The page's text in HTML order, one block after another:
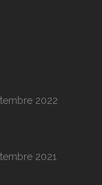
2022
2021